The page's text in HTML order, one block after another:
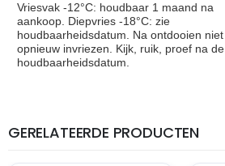
Vriesvak -12°C: houdbaar 1 maand na
aankoop. Diepvries -18°C: zie
houdbaarheidsdatum. Na ontdooien niet
opnieuw invriezen. Kijk, ruik, proef na de
houdbaarheidsdatum.
GERELATEERDE PRODUCTEN
THT:
30-